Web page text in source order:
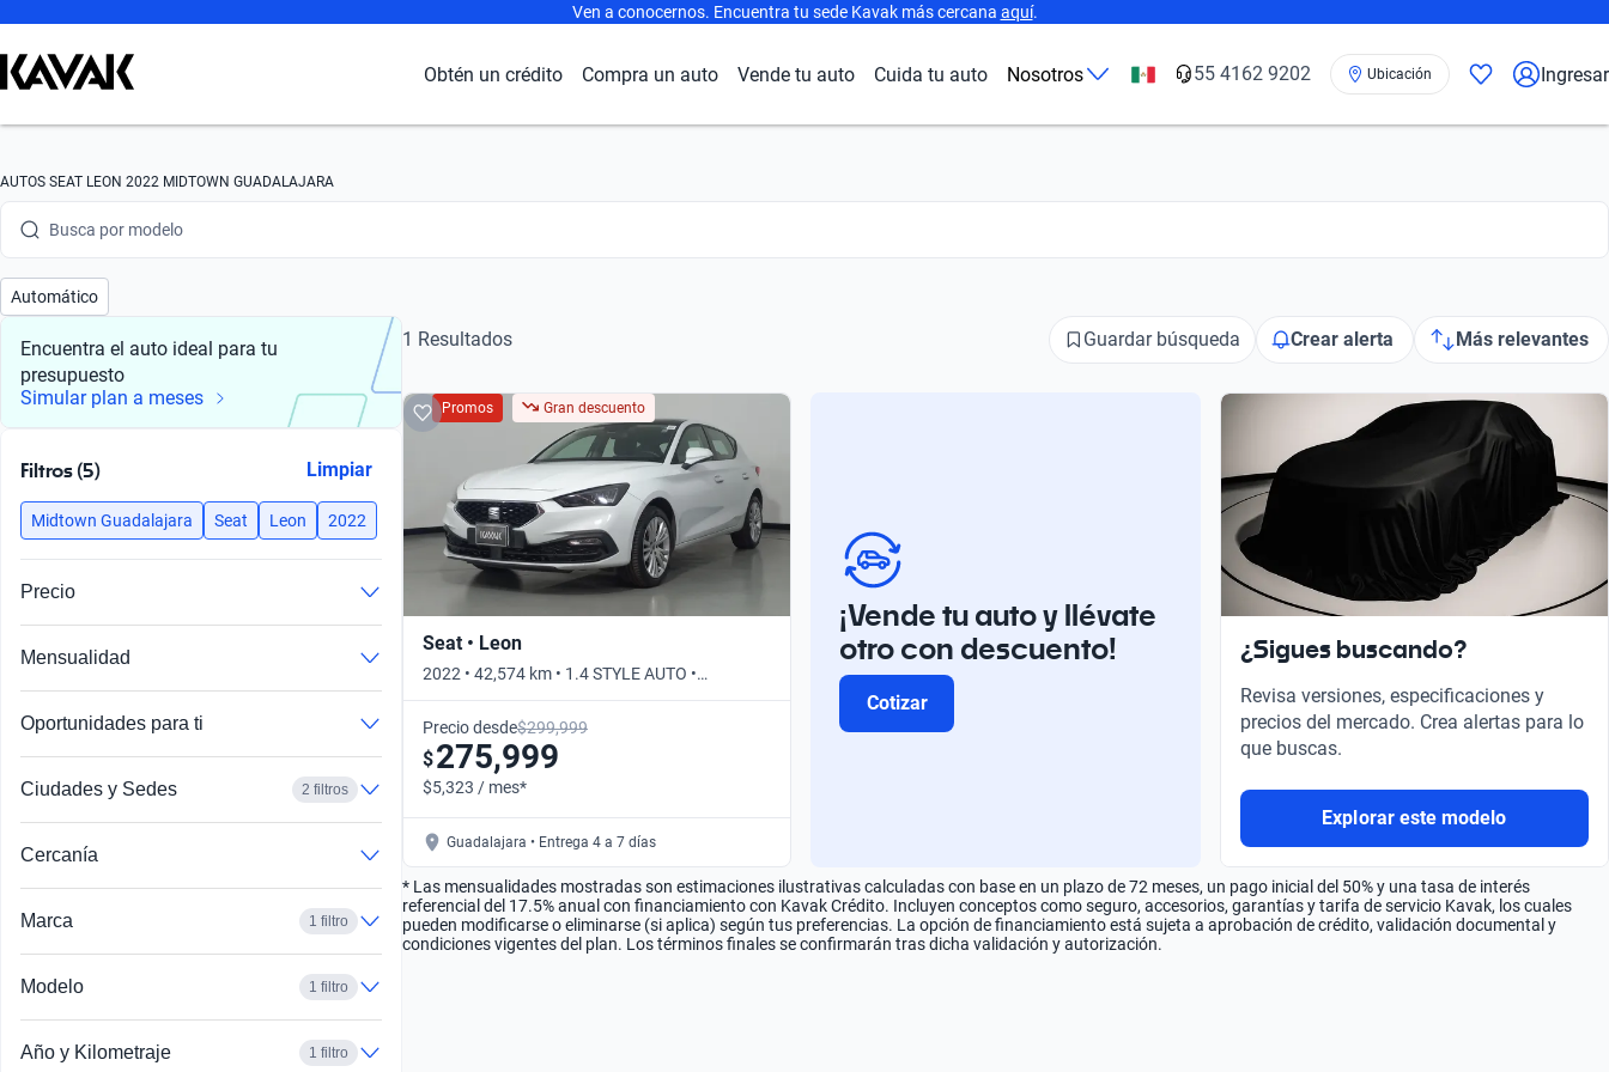
Ven a conocernos. Encuentra tu sede Kavak más cercana aquí.
Obtén un crédito Compra un auto Vende tu auto Cuida tu auto Nosotros 55 4162 9202 Ubicación Ingresar
AUTOS SEAT LEON 2022 MIDTOWN GUADALAJARA
Busca por marca
Busca por modelo
Busca por versión
Busca por marca
Busca por año
Automático
Encuentra el auto ideal para tu
presupuesto
Simular plan a meses
Filtros (5) Limpiar
Midtown Guadalajara Seat Leon 2022
Precio
Mensualidad
Oportunidades para ti
Ciudades y Sedes 2 filtros
Cercanía
Marca 1 filtro
Modelo 1 filtro
Año y Kilometraje 1 filtro
1 Resultados Guardar búsqueda Crear alerta Más relevantes
Promos Gran descuento
Seat • Leon
2022 • 42,574 km • 1.4 STYLE AUTO •
Automático
Precio desde$299,999
$275,999
$5,323 / mes*
Guadalajara • Entrega 4 a 7 días
¡Vende tu auto y llévate
otro con descuento!
Cotizar
¿Sigues buscando?
Revisa versiones, especificaciones y
precios del mercado. Crea alertas para lo
que buscas.
Explorar este modelo
* Las mensualidades mostradas son estimaciones ilustrativas calculadas con base en un plazo de 72 meses, un pago inicial del 50% y una tasa de interés
referencial del 17.5% anual con financiamiento con Kavak Crédito. Incluyen conceptos como seguro, accesorios, garantías y tarifa de servicio Kavak, los cuales
pueden modificarse o eliminarse (si aplica) según tus preferencias. La opción de financiamiento está sujeta a aprobación de crédito, validación documental y
condiciones vigentes del plan. Los términos finales se confirmarán tras dicha validación y autorización.